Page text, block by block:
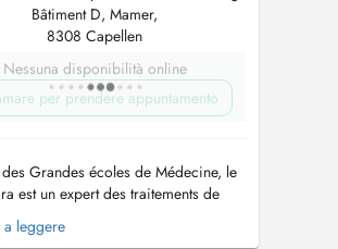
Bâtiment D, Mamer,
8308 Capellen
Nessuna disponibilità online
per prendere appuntamento
Grandes écoles de Médecine, le
est un expert des traitements de
anti-âge et de micro-nutrition. Des
non-invasives qui vous procurent
leggere